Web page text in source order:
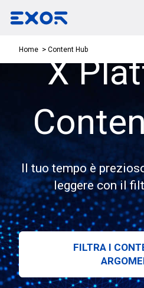
Home Content Hub
X
Il tuo tempo è
leggere con il
FILTRA I